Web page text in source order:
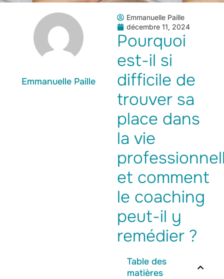
Emmanuelle Paille
Emmanuelle Paille
décembre 11, 2024
Pourquoi
est-il si
difficile de
trouver sa
place dans
la vie
et comment
le coaching
peut-il y
remédier ?
Table des
matières